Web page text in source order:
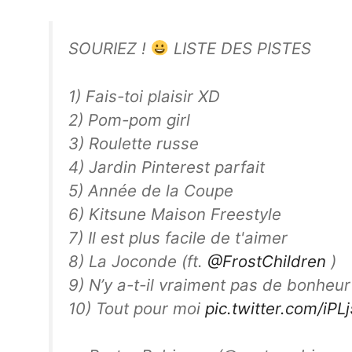
SOURIEZ ! LISTE DES PISTES
1) Fais-toi plaisir XD
2) Pom-pom girl
3) Roulette russe
4) Jardin Pinterest parfait
5) Année de la Coupe
6) Kitsune Maison Freestyle
7) Il est plus facile de t'aimer
8) La Joconde (ft. @FrostChildren )
9) N’y a-t-il vraiment pas de
10) Tout pour moi pic.twitter.com/